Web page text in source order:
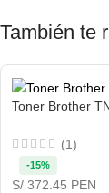
También te
Toner Brother
(1)
-15%
S/ 372.45 PEN